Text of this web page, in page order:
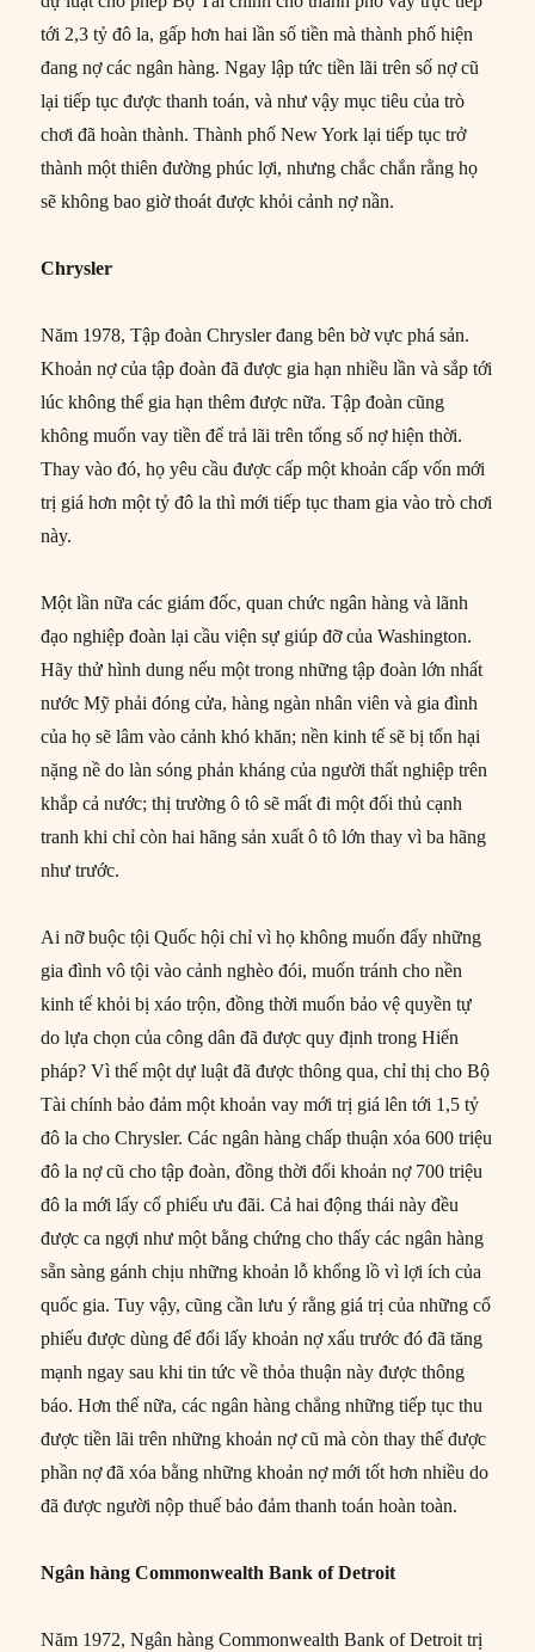
tới 2,3 tỷ đô la, gấp hơn hai lần số tiền mà thành phố hiện
đang nợ các ngân hàng. Ngay lập tức tiền lãi trên số nợ cũ
lại tiếp tục được thanh toán, và như vậy mục tiêu của trò
chơi đã hoàn thành. Thành phố New York lại tiếp tục trở
thành một thiên đường phúc lợi, nhưng chắc chắn rằng họ
sẽ không bao giờ thoát được khỏi cảnh nợ nần.
Chrysler
Năm 1978, Tập đoàn Chrysler đang bên bờ vực phá sản.
Khoản nợ của tập đoàn đã được gia hạn nhiều lần và sắp tới
lúc không thể gia hạn thêm được nữa. Tập đoàn cũng
không muốn vay tiền để trả lãi trên tổng số nợ hiện thời.
Thay vào đó, họ yêu cầu được cấp một khoản cấp vốn mới
trị giá hơn một tỷ đô la thì mới tiếp tục tham gia vào trò chơi
này.
Một lần nữa các giám đốc, quan chức ngân hàng và lãnh
đạo nghiệp đoàn lại cầu viện sự giúp đỡ của Washington.
Hãy thử hình dung nếu một trong những tập đoàn lớn nhất
nước Mỹ phải đóng cửa, hàng ngàn nhân viên và gia đình
của họ sẽ lâm vào cảnh khó khăn; nền kinh tế sẽ bị tổn hại
nặng nề do làn sóng phản kháng của người thất nghiệp trên
khắp cả nước; thị trường ô tô sẽ mất đi một đối thủ cạnh
tranh khi chỉ còn hai hãng sản xuất ô tô lớn thay vì ba hãng
như trước.
Ai nỡ buộc tội Quốc hội chỉ vì họ không muốn đẩy những
gia đình vô tội vào cảnh nghèo đói, muốn tránh cho nền
kinh tế khỏi bị xáo trộn, đồng thời muốn bảo vệ quyền tự
do lựa chọn của công dân đã được quy định trong Hiến
pháp? Vì thế một dự luật đã được thông qua, chỉ thị cho Bộ
Tài chính bảo đảm một khoản vay mới trị giá lên tới 1,5 tỷ
đô la cho Chrysler. Các ngân hàng chấp thuận xóa 600 triệu
đô la nợ cũ cho tập đoàn, đồng thời đổi khoản nợ 700 triệu
đô la mới lấy cổ phiếu ưu đãi. Cả hai động thái này đều
được ca ngợi như một bằng chứng cho thấy các ngân hàng
sẵn sàng gánh chịu những khoản lỗ khổng lồ vì lợi ích của
quốc gia. Tuy vậy, cũng cần lưu ý rằng giá trị của những cổ
phiếu được dùng để đổi lấy khoản nợ xấu trước đó đã tăng
mạnh ngay sau khi tin tức về thỏa thuận này được thông
báo. Hơn thế nữa, các ngân hàng chẳng những tiếp tục thu
được tiền lãi trên những khoản nợ cũ mà còn thay thế được
phần nợ đã xóa bằng những khoản nợ mới tốt hơn nhiều do
đã được người nộp thuế bảo đảm thanh toán hoàn toàn.
Ngân hàng Commonwealth Bank of Detroit
Năm 1972, Ngân hàng Commonwealth Bank of Detroit trị